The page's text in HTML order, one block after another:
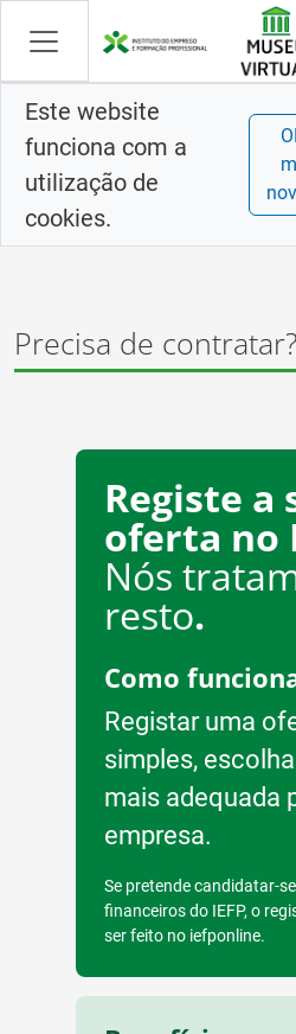
Saltar
para
conteúdo
principal
Este website
funciona com a
utilização de
cookies.
Precisa de contratar?
Registe a
oferta no
Nós
resto.
Como
Registar uma
simples,
mais adequada
empresa.
Se pretende candidatar-
financeiros do IEFP, o
ser feito no iefponline.